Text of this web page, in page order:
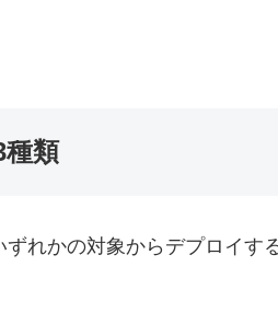
類
れかの対象からデプロイす